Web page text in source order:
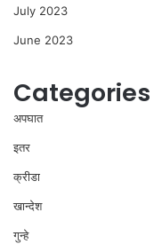
July 2023
June 2023
Categories
अपघात
इतर
क्रीडा
खान्देश
गुन्हे